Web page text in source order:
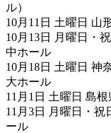
ル）
10月11日 土曜日 山
10月13日 月曜日・
中ホール
10月18日 土曜日
大ホール
11月1日 土曜日 島
11月3日 月曜日・
ール